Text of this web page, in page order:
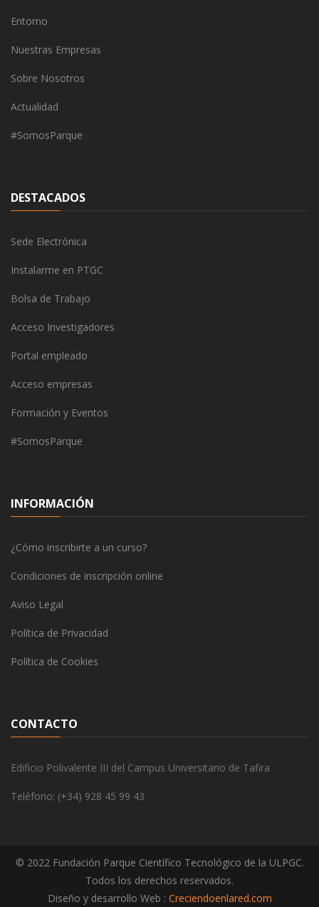
Entorno
Nuestras Empresas
Sobre Nosotros
Actualidad
#SomosParque
DESTACADOS
Sede Electrónica
Instalarme en PTGC
Bolsa de Trabajo
Acceso Investigadores
Portal empleado
Acceso empresas
Formación y Eventos
#SomosParque
INFORMACIÓN
¿Cómo inscribirte a un curso?
Condiciones de inscripción online
Aviso Legal
Política de Privacidad
Política de Cookies
CONTACTO
Edificio Polivalente III del Campus Universitario de Tafira
Teléfono: (+34) 928 45 99 43
© 2022 Fundación Parque Científico Tecnológico de la ULPGC.
Todos los derechos reservados.
Diseño y desarrollo Web : Creciendoenlared.com